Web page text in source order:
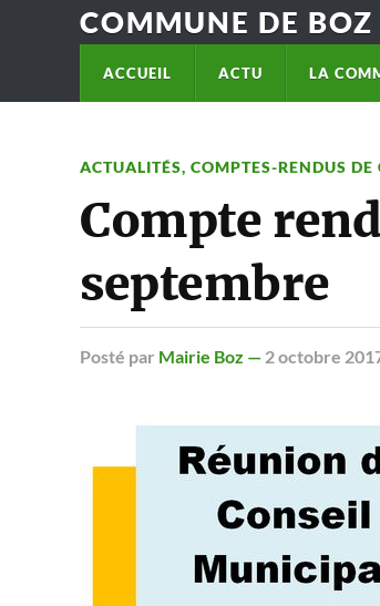
COMMUNE DE BOZ
ACCUEIL ACTU LA
ACTUALITÉS, COMPTES-RENDUS
Compte
septembre
Posté par Mairie Boz — 2 octobre